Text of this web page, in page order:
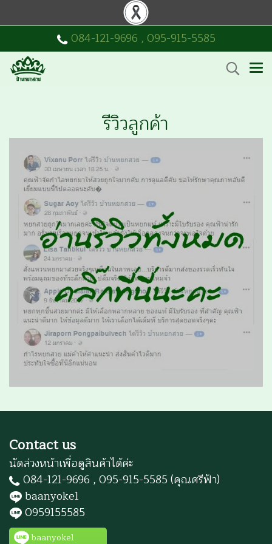
084-121-9696 , 095-915-5585
รีวิวลูกค้า
Contact us
นัดล่วงหน้าเพื่อดูสินค้าได้ค่ะ
084-121-9696 , 095-915-5585 (คุณศรีฟ้า)
baanyoke1
0959155585
baanyoke1